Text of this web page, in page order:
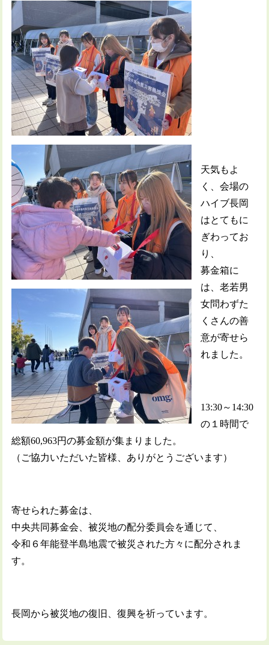
天気もよ
く、会場の
ハイブ長岡
はとてもに
ぎわってお
り、
募金箱に
は、老若男
女問わずた
くさんの善
意が寄せら
れました。
13:30～14:30
の１時間で
総額60,963円の募金額が集まりました。
（ご協力いただいた皆様、ありがとうございます）
寄せられた募金は、
中央共同募金会、被災地の配分委員会を通じて、
令和６年能登半島地震で被災された方々に配分されま
す。
長岡から被災地の復旧、復興を祈っています。